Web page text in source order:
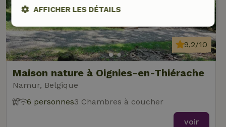
Maison nature à Oignies-en-Thiérache
Namur, Belgique
9,2/10
6 personnes3 Chambres à coucher
voir
AFFICHER LES DÉTAILS
Strictement
nécessaires
Performance Ciblage
Fonctionnalité